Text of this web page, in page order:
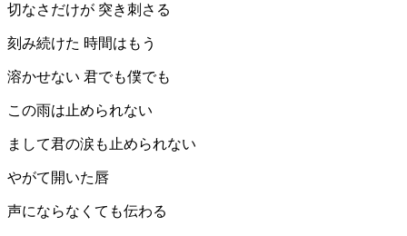
切なさだけが 突き刺さる
刻み続けた 時間はもう
溶かせない 君でも僕でも
この雨は止められない
まして君の涙も止められない
やがて開いた唇
声にならなくても伝わる